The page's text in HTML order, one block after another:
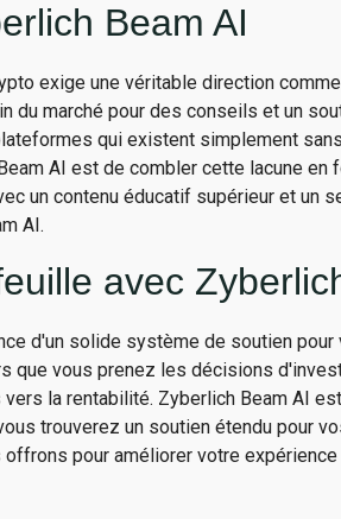
Beam AI
exige une véritable direction
du marché pour des conseils et un
qui existent simplement
AI est de combler cette lacune en
un contenu éducatif supérieur et un
AI.
avec
d'un solide système de soutien
que vous prenez les décisions
la rentabilité. Zyberlich Beam AI
trouverez un soutien étendu pour
pour améliorer votre